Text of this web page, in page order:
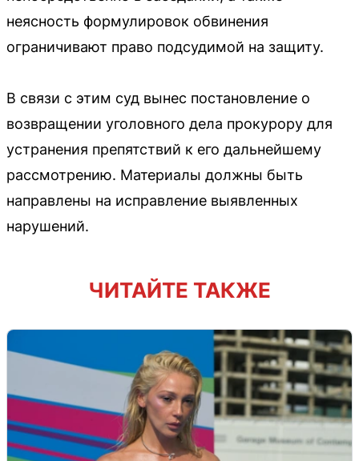
неясность формулировок обвинения
ограничивают право подсудимой на защиту.
В связи с этим суд вынес постановление о
возвращении уголовного дела прокурору для
устранения препятствий к его дальнейшему
рассмотрению. Материалы должны быть
направлены на исправление выявленных
нарушений.
ЧИТАЙТЕ ТАКЖЕ